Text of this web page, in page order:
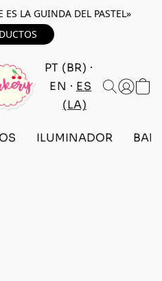
ES LA GUINDA DEL PASTEL»
PT (BR)
EN
ES
(LA)
ILUMINADOR